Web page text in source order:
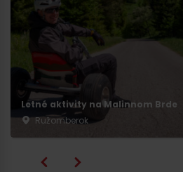
Letné aktivity na Malinnom Brde
Ružomberok